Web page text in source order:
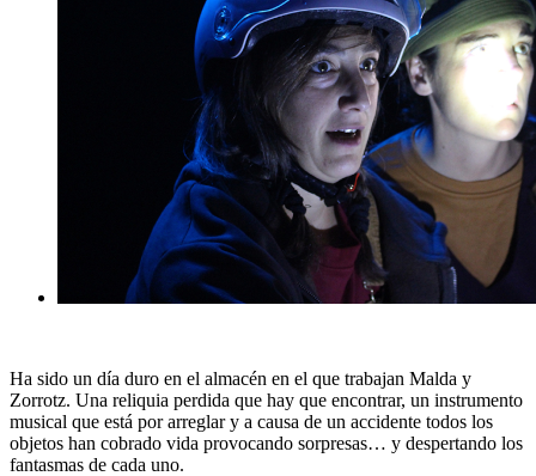
Ha sido un día duro en el almacén en el que trabajan Malda y
Zorrotz. Una reliquia perdida que hay que encontrar, un instrumento
musical que está por arreglar y a causa de un accidente todos los
objetos han cobrado vida provocando sorpresas… y despertando los
fantasmas de cada uno.